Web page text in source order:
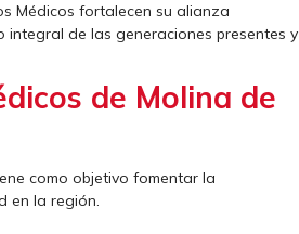
Médicos fortalecen su alianza
de las generaciones presentes y
de Molina de
como objetivo fomentar la
en la región.